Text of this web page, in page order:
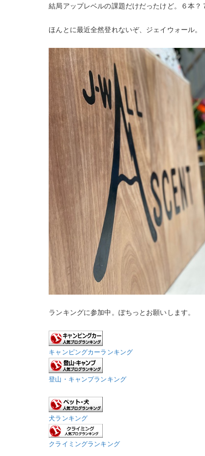
結局アップレベルの課題だけだったけど。６本
ほんとに最近全然登れないぞ、ジェイウォール。
ランキングに参加中。ぽちっとお願いします。
キャンピングカーランキング
登山・キャンプランキング
犬ランキング
クライミングランキング